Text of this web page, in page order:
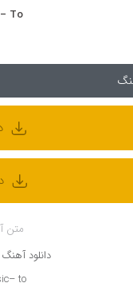
To
متن
دانلود
to